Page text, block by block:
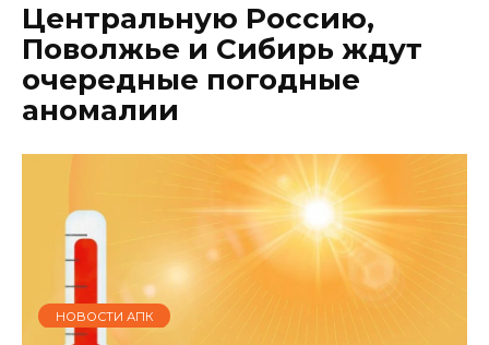
Центральную Россию,
Поволжье и Сибирь ждут
очередные погодные
аномалии
НОВОСТИ АПК